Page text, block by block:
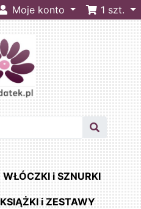
Moje konto 1 szt.
WŁÓCZKI i SZNURKI
KSIĄŻKI i ZESTAWY